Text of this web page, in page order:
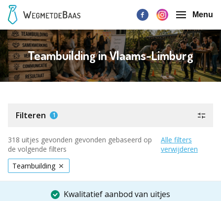
Menu
Teambuilding in Vlaams-Limburg
Filteren 1
318 uitjes gevonden gevonden gebaseerd op
de volgende filters
Alle filters
verwijderen
Teambuilding
Kwalitatief aanbod van uitjes